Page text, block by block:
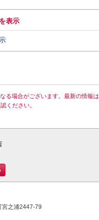
表示
る場合がございます。最新の情報は
ください。
宮之浦2447-79